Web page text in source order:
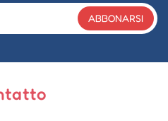
ABBONARSI